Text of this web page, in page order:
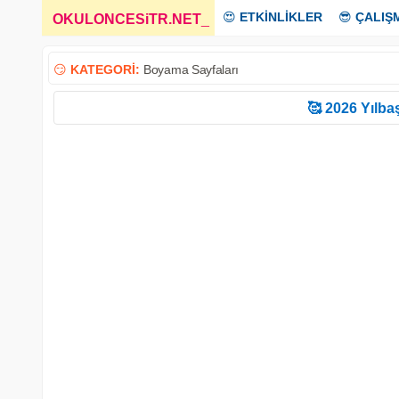
OKULONCESiTR.NET 😍 ETKİNLİKLER 😎
😏 KATEGORİ: Boyama Sayfaları
🥰 2026